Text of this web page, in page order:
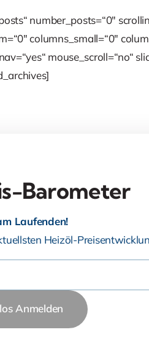
number_posts=“0″
columns_small=“0″
mouse_scroll=“no“
Barometer
Laufenden!
Heizöl-
Anmelden